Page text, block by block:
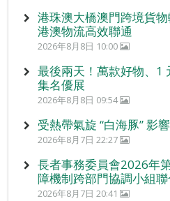
港珠澳大橋澳門跨境貨
港澳物流高效聯通
2026年8月8日 10:00
最後兩天！萬款好物、1
集名優展
2026年8月8日 09:54
受熱帶氣旋 “白海豚”
2026年8月7日 22:27
長者事務委員會2026年
障機制跨部門協調小組
2026年8月7日 20:41